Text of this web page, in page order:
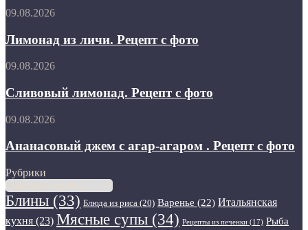
Рецепт
фото
Лимонад
личи.
Рецепт
с
09.08.2026
Лимонад из личи. Рецепт с фото
Сливовый
Рецепт
с
фото
09.08.2026
Сливовый лимонад. Рецепт с фото
Ананасовый
с
агаром
.
Рецепт
с
фото
09.08.2026
Ананасовый джем с агар-агаром . Рецепт с фото
Рубрики
Рубрики
Блины (33) Блюда из риса (20) Варенье (22) Итальянская
кухня (23) Мясные супы (34) Рецепты из печенки (17) Рыба